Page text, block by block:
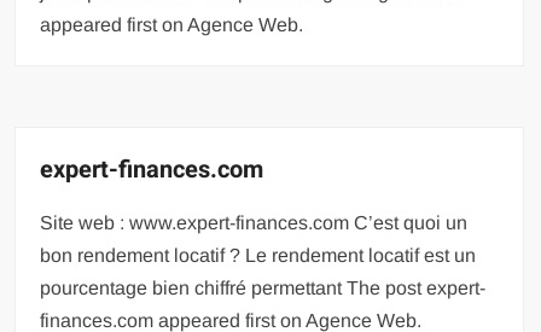
appeared first on Agence Web.
expert-finances.com
Site web : www.expert-finances.com C’est quoi un
bon rendement locatif ? Le rendement locatif est un
pourcentage bien chiffré permettant The post expert-
finances.com appeared first on Agence Web.